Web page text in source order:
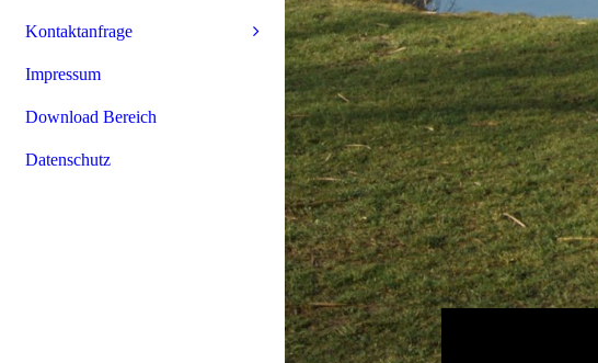
Kontaktanfrage
Impressum
Download Bereich
Datenschutz